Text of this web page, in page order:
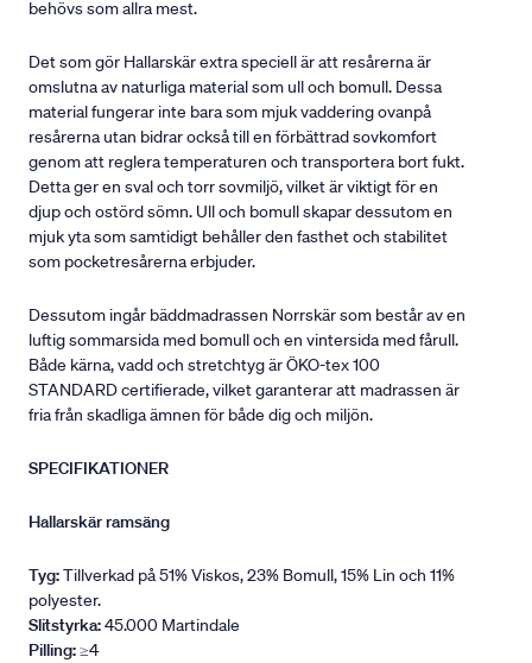
behövs som allra mest.
Det som gör Hallarskär extra speciell är att resårerna är
omslutna av naturliga material som ull och bomull. Dessa
material fungerar inte bara som mjuk vaddering ovanpå
resårerna utan bidrar också till en förbättrad sovkomfort
genom att reglera temperaturen och transportera bort fukt.
Detta ger en sval och torr sovmiljö, vilket är viktigt för en
djup och ostörd sömn. Ull och bomull skapar dessutom en
mjuk yta som samtidigt behåller den fasthet och stabilitet
som pocketresårerna erbjuder.
Dessutom ingår bäddmadrassen Norrskär som består av en
luftig sommarsida med bomull och en vintersida med fårull.
Både kärna, vadd och stretchtyg är ÖKO-tex 100
STANDARD certifierade, vilket garanterar att madrassen är
fria från skadliga ämnen för både dig och miljön.
SPECIFIKATIONER
Hallarskär ramsäng
Tyg:Tillverkad på 51% Viskos, 23% Bomull, 15% Lin och 11%
polyester.
Slitstyrka:45.000 Martindale
Pilling:≥4